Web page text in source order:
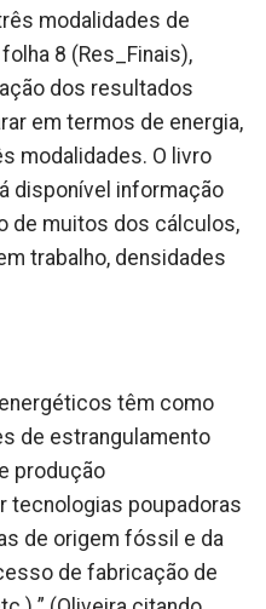
modalidades de
8 (Res_Finais),
dos resultados
em termos de energia,
modalidades. O livro
disponível informação
de muitos dos cálculos,
trabalho, densidades
têm como
de estrangulamento
produção
tecnologias poupadoras
de origem fóssil e da
de fabricação de